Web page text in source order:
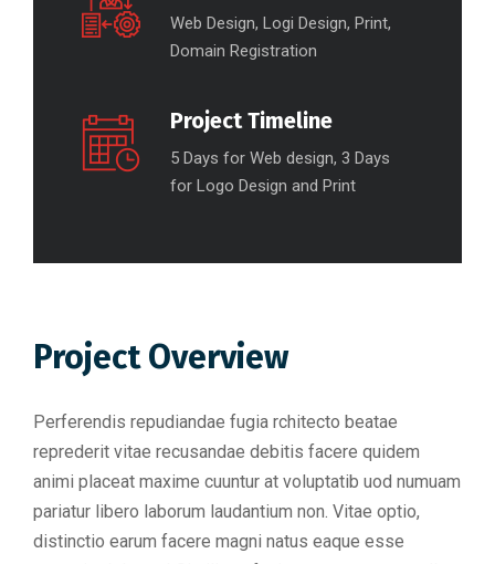
Web Design, Logi Design, Print,
Domain Registration
Project Timeline
5 Days for Web design, 3 Days
for Logo Design and Print
Project Overview
Perferendis repudiandae fugia rchitecto beatae
reprederit vitae recusandae debitis facere quidem
animi placeat maxime cuuntur at voluptatib uod numuam
pariatur libero laborum laudantium non. Vitae optio,
distinctio earum facere magni natus eaque esse